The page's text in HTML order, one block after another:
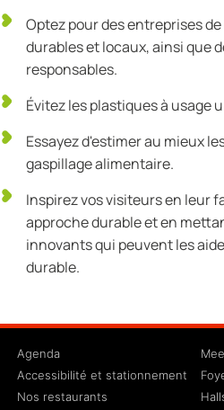
Optez pour des entreprises
durables et locaux, ainsi que
responsables.
Évitez les plastiques à usage
Essayez d'estimer au mieux
gaspillage alimentaire.
Inspirez vos visiteurs en leur
approche durable et en
innovants qui peuvent les
durable.
Agenda
Accessibilité et stationnement
Nos restaurants